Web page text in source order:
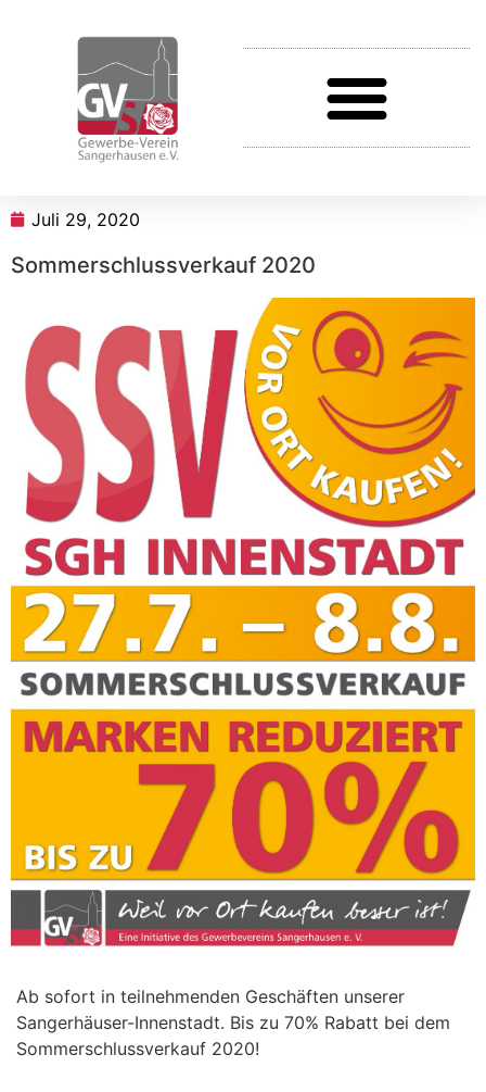
Juli 29, 2020
Sommerschlussverkauf 2020
Ab sofort in teilnehmenden Geschäften unserer
Sangerhäuser-Innenstadt. Bis zu 70% Rabatt bei dem
Sommerschlussverkauf 2020!